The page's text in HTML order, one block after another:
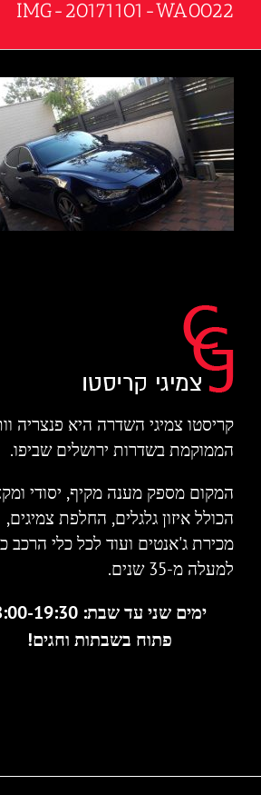
IMG-20171101-WA0022
קריסטו צמיגי השדרה היא פנצריה
הממוקמת בשדרות ירושלים שביפו.
המקום מספק מענה מקיף, יסודי
הכולל איזון גלגלים, החלפת צמיגים,
מכירת ג'אנטים ועוד לכל כלי הרכב
למעלה מ-35 שנים.
ימים שני עד שבת: 8:00-19:30
פתוח בשבתות וחגים!